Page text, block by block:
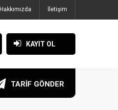
Hakkımızda İletişim
KAYIT OL
TARİF GÖNDER